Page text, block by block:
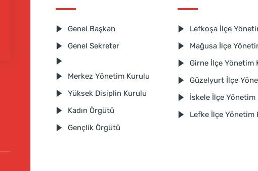
Genel Başkan
Genel Sekreter
Merkez Yönetim Kurulu
Yüksek Disiplin Kurulu
Kadın Örgütü
Gençlik Örgütü
Lefkoşa İlçe
Mağusa İlçe
Girne İlçe Yönetim
Güzelyurt İlçe
İskele İlçe Yönetim
Lefke İlçe Yönetim